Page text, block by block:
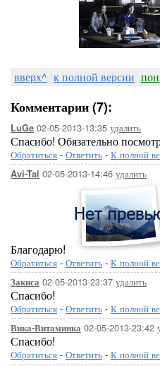
вверх^ к полной версии
Комментарии (7):
LuGe 02-05-2013-13:35 удалить
Спасибо! Обязательно
Обратиться - Ответить - К полной
Avi-Tal 02-05-2013-14:46 удалить
Благодарю!
Обратиться - Ответить - К полной
Закиса 02-05-2013-23:37 удалить
Спасибо!
Обратиться - Ответить - К полной
Вика-Витаминка 02-05-2013-23:42
Спасибо!
Обратиться - Ответить - К полной